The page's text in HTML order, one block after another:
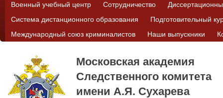
Военный учебный центр
Сотрудничество
Система дистанционного образования
Подготовительный
Международный союз криминалистов
Наши выпускники
Московская академия
Следственного комитета
имени А.Я. Сухарева